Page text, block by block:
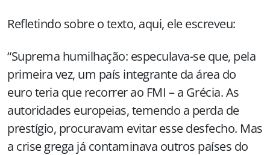
Refletindo sobre o texto, aqui, ele escreveu:
“Suprema humilhação: especulava-se que, pela
primeira vez, um país integrante da área do
euro teria que recorrer ao FMI – a Grécia. As
autoridades europeias, temendo a perda de
prestígio, procuravam evitar esse desfecho. Mas
a crise grega já contaminava outros países do